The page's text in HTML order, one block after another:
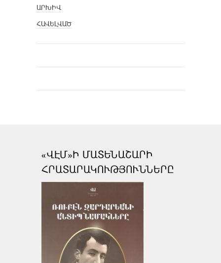
ԱՐԽԻՎ
ՀԱՎԵԼՎԱԾ
«ՎԷՄ»Ի ՄԱՏԵՆԱՇԱՐԻ
ՀՐԱՏԱՐԱԿՈՒԹՅՈՒՆՆԵՐԸ